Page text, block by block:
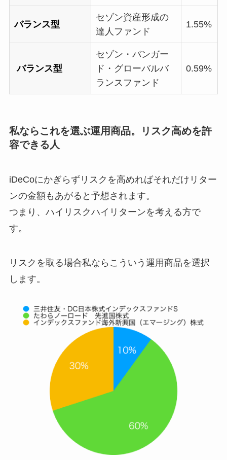
バランス型
セゾン資産形成の
達人ファンド
1.55%
バランス型
セゾン・バンガー
ド・グローバルバ
ランスファンド
0.59%
私ならこれを選ぶ運用商品。リスク高めを許
容できる人
iDeCoにかぎらずリスクを高めればそれだけリター
ンの金額もあがると予想されます。
つまり、ハイリスクハイリターンを考える方で
す。
リスクを取る場合私ならこういう運用商品を選択
します。